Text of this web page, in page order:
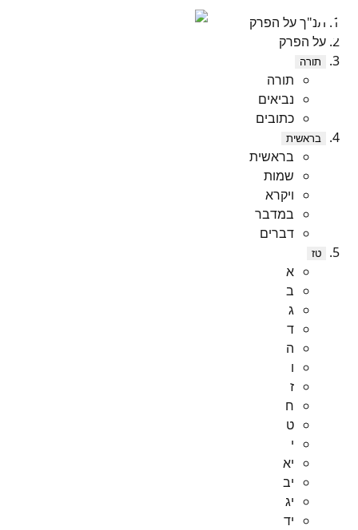
תנ"ך על הפרק
על הפרק
תורה
תורה
נביאים
כתובים
בראשית
בראשית
שמות
ויקרא
במדבר
דברים
טז
א
ב
ג
ד
ה
ו
ז
ח
ט
י
יא
יב
יג
יד